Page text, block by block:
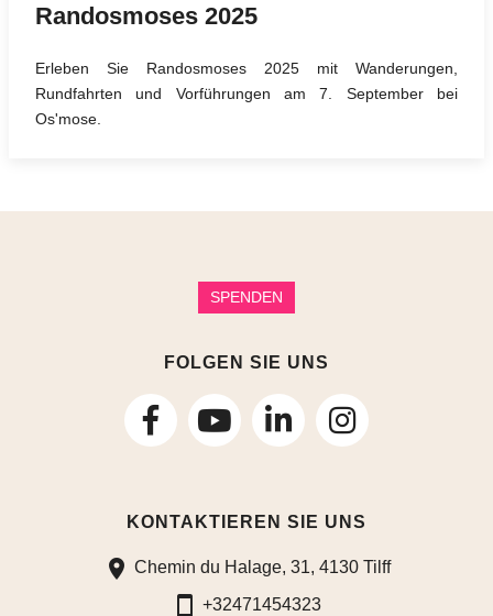
Randosmoses 2025
Erleben Sie Randosmoses 2025 mit Wanderungen,
Rundfahrten und Vorführungen am 7. September bei
Os'mose.
SPENDEN
FOLGEN SIE UNS
folgen
auf
folgen
auf
folgen
KONTAKTIEREN SIE UNS
Chemin du Halage, 31, 4130 Tilff
+32471454323